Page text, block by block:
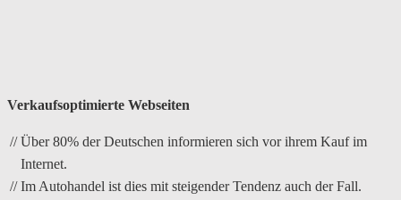
Verkaufsoptimierte Webseiten
Über 80% der Deutschen informieren sich vor ihrem Kauf im
Internet.
Im Autohandel ist dies mit steigender Tendenz auch der Fall.